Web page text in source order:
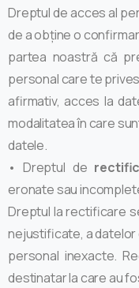
Dreptul de acces al
de a obține o
partea noastră că
personal care te
afirmativ, acces la
modalitatea în care
datele.
• Dreptul de
eronate sau
Dreptul la rectificare
nejustificate, a
personal inexacte.
destinatar la care au